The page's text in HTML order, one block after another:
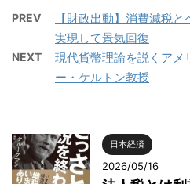
PREV
【財政出動】消費減税
実現して景気回復
NEXT
現代貨幣理論を説くアメ
ー・ケルトン教授
日本経済
2026/05/16